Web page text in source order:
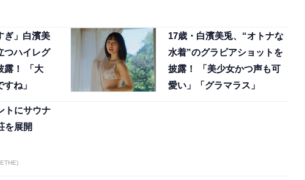
ぎ」白濱美
つハイレグ
露！ 「大
ね」
17歳・白濱美兎、“オトナな
水着”のグラビアショットを
披露！ 「美少女かつ声も可
愛い」「グラマラス」
トにサウナ
を展開